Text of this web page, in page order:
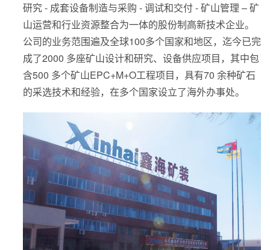
研究 - 成套设备制造与采购 - 调试和交付 - 矿山管理 – 矿
山运营和行业资源整合为一体的股份制高新技术企业。
公司的业务范围遍及全球100多个国家和地区，迄今已完
成了2000 多座矿山设计和研究、设备供应项目，其中包
含500 多个矿山EPC+M+O工程项目，具有70 余种矿石
的采选技术和经验，在多个国家设立了海外办事处。